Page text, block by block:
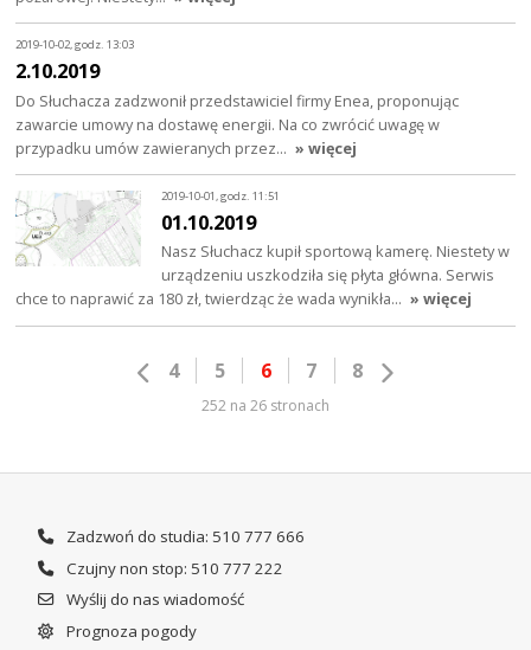
2019-10-02, godz. 13:03
2.10.2019
Do Słuchacza zadzwonił przedstawiciel firmy Enea, proponując
zawarcie umowy na dostawę energii. Na co zwrócić uwagę w
przypadku umów zawieranych przez… » więcej
2019-10-01, godz. 11:51
01.10.2019
Nasz Słuchacz kupił sportową kamerę. Niestety w
urządzeniu uszkodziła się płyta główna. Serwis
chce to naprawić za 180 zł, twierdząc że wada wynikła… » więcej
4 5 6 7 8
252 na 26 stronach
Zadzwoń do studia: 510 777 666
Czujny non stop: 510 777 222
Wyślij do nas wiadomość
Prognoza pogody